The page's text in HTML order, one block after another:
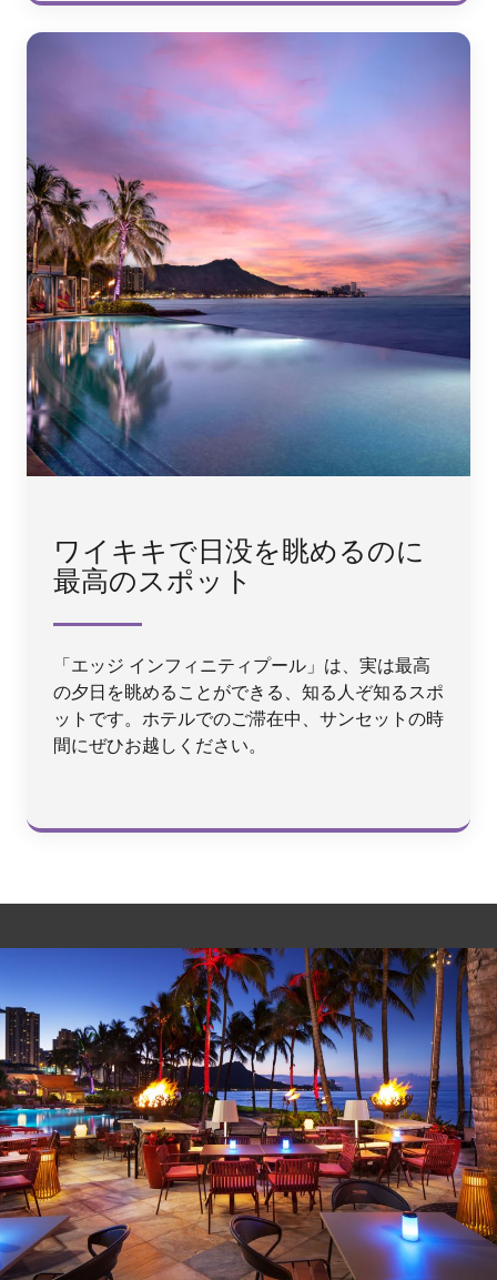
ワイキキで日没を眺めるのに
最高のスポット
「エッジ インフィニティプール」は、実は最高
の夕日を眺めることができる、知る人ぞ知るスポ
ットです。ホテルでのご滞在中、サンセットの時
間にぜひお越しください。